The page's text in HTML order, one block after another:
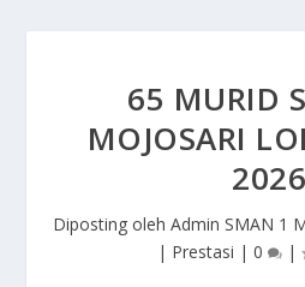
65 MURID
MOJOSARI
2026
Diposting oleh Admin SMAN 1
| Prestasi | 0 |